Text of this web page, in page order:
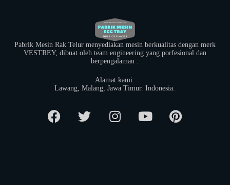
Pabrik Mesin Rak Telur menyediakan mesin berkualitas dengan merk
VESTREY, dibuat oleh team engineering yang porfesional dan
berpengalaman .
Alamat kami:
​Lawang, Malang, Jawa Timur. Indonesia.